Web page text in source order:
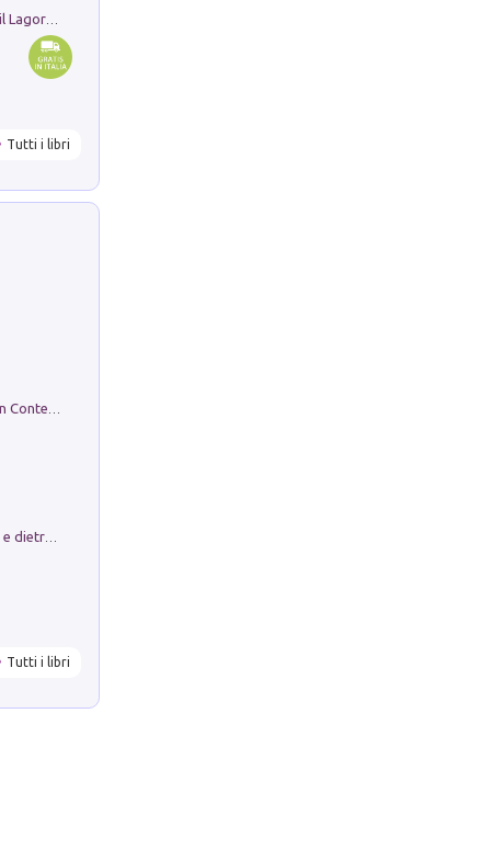
Tutti i libri
in alto! Livello A1. Con CD-Audio. Con Contenuto digitale per accesso on line
Tutti i libri